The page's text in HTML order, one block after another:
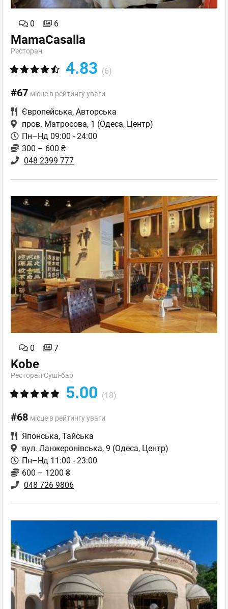
0 6
MamaCasalla
Ресторан
4.83 (6)
#67 місце в рейтингу уваги
Європейська, Авторська
пров. Матросова, 1 (Одеса, Центр)
Пн–Нд 09:00 - 24:00
300 – 600 ₴
048 2399 777
0 7
Kobe
Ресторан Суші-бар
5.00 (18)
#68 місце в рейтингу уваги
Японська, Тайська
вул. Ланжеронівська, 9 (Одеса, Центр)
Пн–Нд 11:00 - 23:00
600 – 1200 ₴
048 726 9806